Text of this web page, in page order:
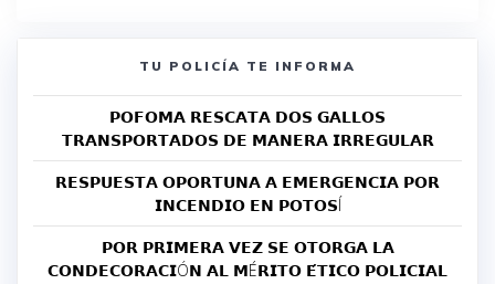
TU POLICÍA TE INFORMA
𝗣𝗢𝗙𝗢𝗠𝗔 𝗥𝗘𝗦𝗖𝗔𝗧𝗔 𝗗𝗢𝗦 𝗚𝗔𝗟𝗟𝗢𝗦
𝗧𝗥𝗔𝗡𝗦𝗣𝗢𝗥𝗧𝗔𝗗𝗢𝗦 𝗗𝗘 𝗠𝗔𝗡𝗘𝗥𝗔 𝗜𝗥𝗥𝗘𝗚𝗨𝗟𝗔𝗥
𝗥𝗘𝗦𝗣𝗨𝗘𝗦𝗧𝗔 𝗢𝗣𝗢𝗥𝗧𝗨𝗡𝗔 𝗔 𝗘𝗠𝗘𝗥𝗚𝗘𝗡𝗖𝗜𝗔 𝗣𝗢𝗥
𝗜𝗡𝗖𝗘𝗡𝗗𝗜𝗢 𝗘𝗡 𝗣𝗢𝗧𝗢𝗦Í
𝗣𝗢𝗥 𝗣𝗥𝗜𝗠𝗘𝗥𝗔 𝗩𝗘𝗭 𝗦𝗘 𝗢𝗧𝗢𝗥𝗚𝗔 𝗟𝗔
𝗖𝗢𝗡𝗗𝗘𝗖𝗢𝗥𝗔𝗖𝗜Ó𝗡 𝗔𝗟 𝗠É𝗥𝗜𝗧𝗢 𝗘́𝗧𝗜𝗖𝗢 𝗣𝗢𝗟𝗜𝗖𝗜𝗔𝗟